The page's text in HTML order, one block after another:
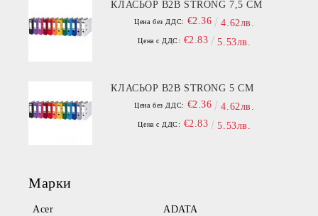
КЛАСЬОР B2B STRONG 7,5 СМ
Цена без ДДС: €2.36 4.62лв.
Цена с ДДС: €2.83 5.53лв.
КЛАСЬОР B2B STRONG 5 СМ
Цена без ДДС: €2.36 4.62лв.
Цена с ДДС: €2.83 5.53лв.
Марки
Acer ADATA